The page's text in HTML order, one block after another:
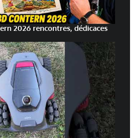
2026 rencontres, dédicaces